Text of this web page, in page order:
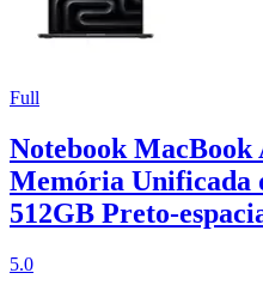
Full
Notebook
Memória Unificada
512GB
5.0